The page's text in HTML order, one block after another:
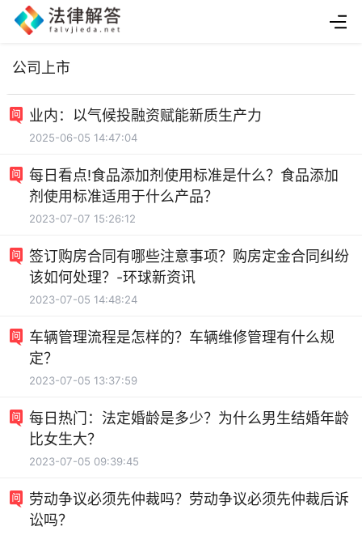
公司上市
业内：以气候投融资赋能新质生产力
2025-06-05 14:47:04
每日看点!食品添加剂使用标准是什么？食品添加
剂使用标准适用于什么产品？
2023-07-07 15:26:12
签订购房合同有哪些注意事项？购房定金合同纠纷
该如何处理？-环球新资讯
2023-07-05 14:48:24
车辆管理流程是怎样的？车辆维修管理有什么规
定？
2023-07-05 13:37:59
每日热门：法定婚龄是多少？为什么男生结婚年龄
比女生大？
2023-07-05 09:39:45
劳动争议必须先仲裁吗？劳动争议必须先仲裁后诉
讼吗？